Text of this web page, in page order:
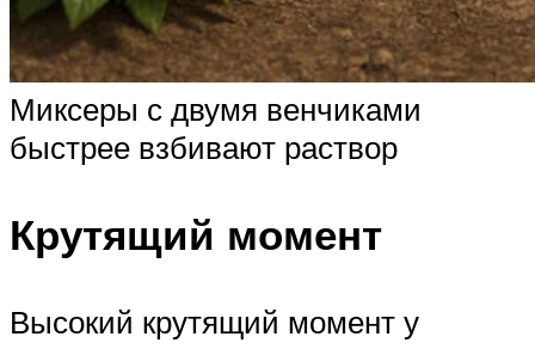
Миксеры с двумя венчиками
быстрее взбивают раствор
Крутящий момент
Высокий крутящий момент у